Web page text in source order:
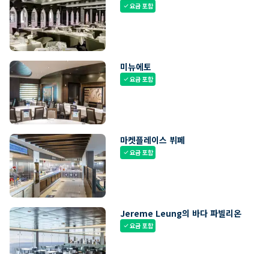
check요금 포함
미뉴에토
check요금 포함
마켓플레이스 뷔페
check요금 포함
Jereme Leung의 바다 파빌리온
check요금 포함